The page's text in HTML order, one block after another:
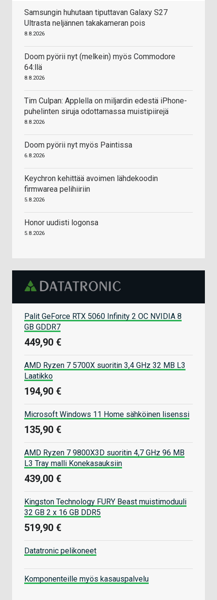
Samsungin huhutaan tiputtavan Galaxy S27
Ultrasta neljännen takakameran pois
8.8.2026
Doom pyörii nyt (melkein) myös Commodore
64:llä
8.8.2026
Tim Culpan: Applella on miljardin edestä iPhone-
puhelinten siruja odottamassa muistipiirejä
8.8.2026
Doom pyörii nyt myös Paintissa
6.8.2026
Keychron kehittää avoimen lähdekoodin
firmwarea pelihiiriin
5.8.2026
Honor uudisti logonsa
5.8.2026
Palit GeForce RTX 5060 Infinity 2 OC NVIDIA 8
GB GDDR7
449,90 €
AMD Ryzen 7 5700X suoritin 3,4 GHz 32 MB L3
Laatikko
194,90 €
Microsoft Windows 11 Home sähköinen lisenssi
135,90 €
AMD Ryzen 7 9800X3D suoritin 4,7 GHz 96 MB
L3 Tray malli Konekasauksiin
439,00 €
Kingston Technology FURY Beast muistimoduuli
32 GB 2 x 16 GB DDR5
519,90 €
Datatronic pelikoneet
Komponenteille myös kasauspalvelu